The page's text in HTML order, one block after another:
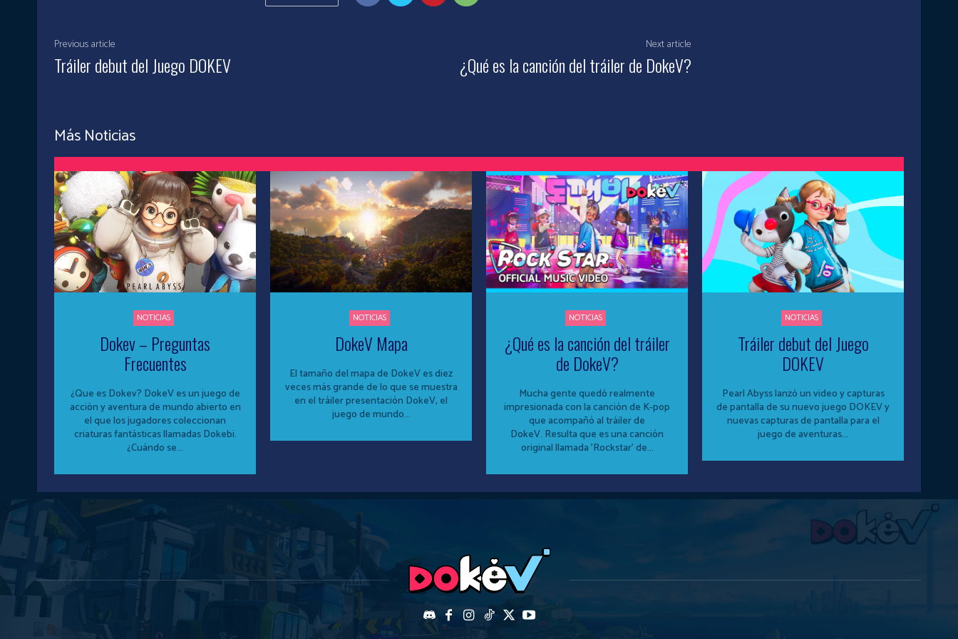
Previous article
Tráiler debut del Juego DOKEV
Next article
¿Qué es la canción del tráiler de DokeV?
Más Noticias
NOTICIAS
Dokev – Preguntas
Frecuentes
¿Que es Dokev? DokeV es un juego de
acción y aventura de mundo abierto en
el que los jugadores coleccionan
criaturas fantásticas llamadas Dokebi.
¿Cuándo se...
NOTICIAS
DokeV Mapa
El tamaño del mapa de DokeV es diez
veces más grande de lo que se muestra
en el tráiler presentación DokeV, el
juego de mundo...
NOTICIAS
¿Qué es la canción del tráiler
de DokeV?
Mucha gente quedó realmente
impresionada con la canción de K-pop
que acompañó al tráiler de
DokeV. Resulta que es una canción
original llamada 'Rockstar' de...
NOTICIAS
Tráiler debut del Juego
DOKEV
Pearl Abyss lanzó un video y capturas
de pantalla de su nuevo juego DOKEV y
nuevas capturas de pantalla para el
juego de aventuras...